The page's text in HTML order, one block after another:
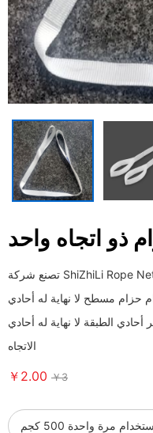
ذو اتجاه واحد
تصنع شركة ShiZhiLi Rope Net Belt Co.Ltd حزام حزام أحادي الاتجاه،
حزام مسطح لا نهاية له أحادي
الطبقة لا نهاية له أحادي
الاتجاه
￥2.00 ￥3
مرة واحدة 500 كجم